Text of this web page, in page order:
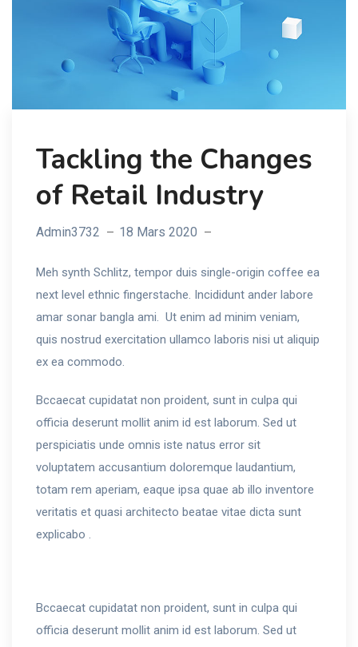
Tackling the Changes
of Retail Industry
Admin3732 18 Mars 2020
Meh synth Schlitz, tempor duis single-origin coffee ea
next level ethnic fingerstache. Incididunt ander labore
amar sonar bangla ami. Ut enim ad minim veniam,
quis nostrud exercitation ullamco laboris nisi ut aliquip
ex ea commodo.
Bccaecat cupidatat non proident, sunt in culpa qui
officia deserunt mollit anim id est laborum. Sed ut
perspiciatis unde omnis iste natus error sit
voluptatem accusantium doloremque laudantium,
totam rem aperiam, eaque ipsa quae ab illo inventore
veritatis et quasi architecto beatae vitae dicta sunt
explicabo .
Bccaecat cupidatat non proident, sunt in culpa qui
officia deserunt mollit anim id est laborum. Sed ut